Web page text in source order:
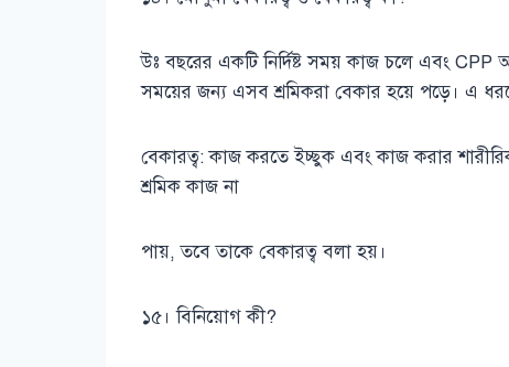
উঃ বছরের একটি নির্দিষ্ট সময় কাজ চলে এবং CPP
সময়ের জন্য এসব শ্রমিকরা বেকার হয়ে পড়ে। এ
বেকারত্ব: কাজ করতে ইচ্ছুক এবং কাজ করার
শ্রমিক কাজ না
পায়, তবে তাকে বেকারত্ব বলা হয়।
১৫। বিনিয়োগ কী?